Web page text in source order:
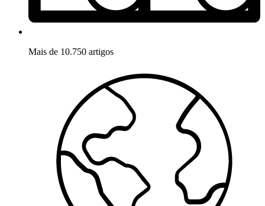
Mais de 10.750 artigos